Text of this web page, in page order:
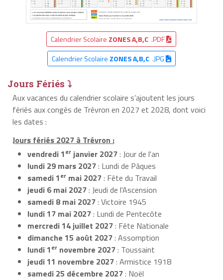
Calendrier Scolaire ZONES A,B,C .PDF
Calendrier Scolaire ZONES A,B,C.JPG
Jours Fériés ⤵
Aux vacances du calendrier scolaire s’ajoutent les jours
fériés aux congés de Trévron en 2027 et 2028, dont voici
les dates :
Jours fériés 2027 à Trévron :
vendredi 1er janvier 2027: Jour de l'an
lundi 29 mars 2027: Lundi de Pâques
samedi 1er mai 2027: Fête du Travail
jeudi 6 mai 2027: Jeudi de l'Ascension
samedi 8 mai 2027: Victoire 1945
lundi 17 mai 2027: Lundi de Pentecôte
mercredi 14 juillet 2027: Fête Nationale
dimanche 15 août 2027: Assomption
lundi 1er novembre 2027: Toussaint
jeudi 11 novembre 2027: Armistice 1918
samedi 25 décembre 2027: Noël